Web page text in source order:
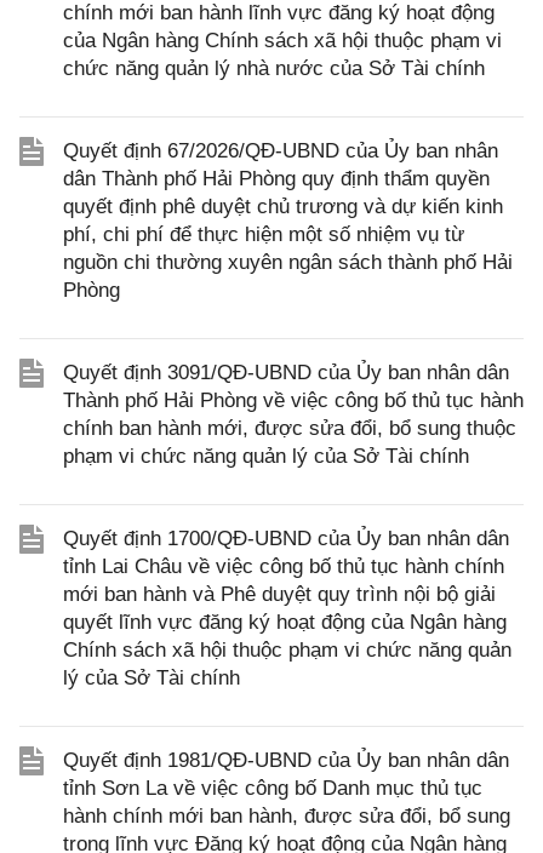
chính mới ban hành lĩnh vực đăng ký hoạt động
của Ngân hàng Chính sách xã hội thuộc phạm vi
chức năng quản lý nhà nước của Sở Tài chính
Quyết định 67/2026/QĐ-UBND của Ủy ban nhân
dân Thành phố Hải Phòng quy định thẩm quyền
quyết định phê duyệt chủ trương và dự kiến kinh
phí, chi phí để thực hiện một số nhiệm vụ từ
nguồn chi thường xuyên ngân sách thành phố Hải
Phòng
Quyết định 3091/QĐ-UBND của Ủy ban nhân dân
Thành phố Hải Phòng về việc công bố thủ tục hành
chính ban hành mới, được sửa đổi, bổ sung thuộc
phạm vi chức năng quản lý của Sở Tài chính
Quyết định 1700/QĐ-UBND của Ủy ban nhân dân
tỉnh Lai Châu về việc công bố thủ tục hành chính
mới ban hành và Phê duyệt quy trình nội bộ giải
quyết lĩnh vực đăng ký hoạt động của Ngân hàng
Chính sách xã hội thuộc phạm vi chức năng quản
lý của Sở Tài chính
Quyết định 1981/QĐ-UBND của Ủy ban nhân dân
tỉnh Sơn La về việc công bố Danh mục thủ tục
hành chính mới ban hành, được sửa đổi, bổ sung
trong lĩnh vực Đăng ký hoạt động của Ngân hàng